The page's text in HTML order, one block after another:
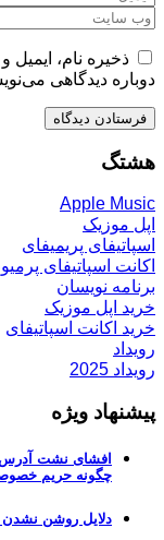
ذخیره نام،
دوباره دیدگاهی
هشتگ
Apple Music
اپل موزیک
اسپاتیفای پریمیفای
اکانت اسپاتیفای
برنامه نویسان
خرید اپل موزیک
خرید اکانت اسپاتیفای
رویداد
رویداد 2025
پیشنهاد ویژه
چگونه حریم
دلایل روشن نشدن